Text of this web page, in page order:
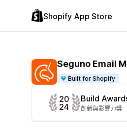
Shopify App Store
Seguno Email
Built for Shopify
20
24
Build
創新與影響力獎